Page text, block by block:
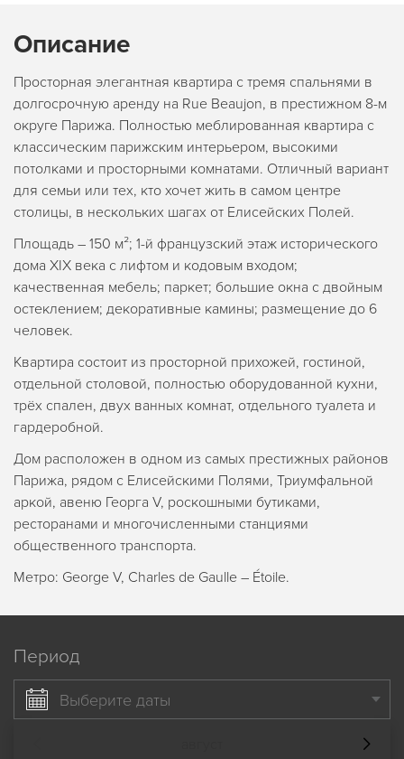
Описание
Просторная элегантная квартира с тремя спальнями в
долгосрочную аренду на Rue Beaujon, в престижном 8-м
округе Парижа. Полностью меблированная квартира с
классическим парижским интерьером, высокими
потолками и просторными комнатами. Отличный вариант
для семьи или тех, кто хочет жить в самом центре
столицы, в нескольких шагах от Елисейских Полей.
Площадь – 150 м²; 1-й французский этаж исторического
дома XIX века с лифтом и кодовым входом;
качественная мебель; паркет; большие окна с двойным
остеклением; декоративные камины; размещение до 6
человек.
Квартира состоит из просторной прихожей, гостиной,
отдельной столовой, полностью оборудованной кухни,
трёх спален, двух ванных комнат, отдельного туалета и
гардеробной.
Дом расположен в одном из самых престижных районов
Парижа, рядом с Елисейскими Полями, Триумфальной
аркой, авеню Георга V, роскошными бутиками,
ресторанами и многочисленными станциями
общественного транспорта.
Метро: George V, Charles de Gaulle – Étoile.
Период
Выберите даты